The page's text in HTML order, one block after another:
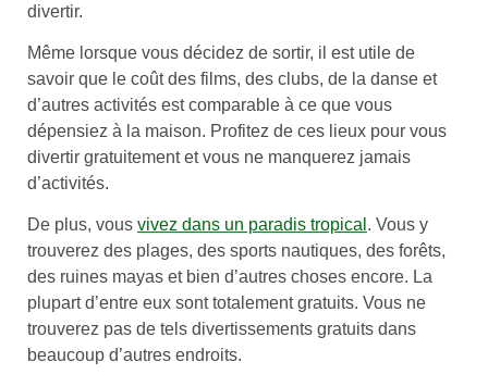
divertir.
Même lorsque vous décidez de sortir, il est utile de
savoir que le coût des films, des clubs, de la danse et
d’autres activités est comparable à ce que vous
dépensiez à la maison. Profitez de ces lieux pour vous
divertir gratuitement et vous ne manquerez jamais
d’activités.
De plus, vous vivez dans un paradis tropical . Vous y
trouverez des plages, des sports nautiques, des forêts,
des ruines mayas et bien d’autres choses encore. La
plupart d’entre eux sont totalement gratuits. Vous ne
trouverez pas de tels divertissements gratuits dans
beaucoup d’autres endroits.